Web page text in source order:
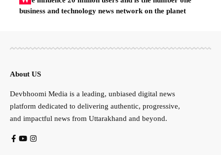
business and technology news network on the planet
About US
Devbhoomi Media is a leading, unbiased digital news
platform dedicated to delivering authentic, progressive,
and impactful news from Uttarakhand and beyond.